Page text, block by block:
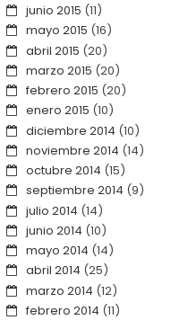
junio 2015 (11)
mayo 2015 (16)
abril 2015 (20)
marzo 2015 (20)
febrero 2015 (20)
enero 2015 (10)
diciembre 2014 (10)
noviembre 2014 (14)
octubre 2014 (15)
septiembre 2014 (9)
julio 2014 (14)
junio 2014 (10)
mayo 2014 (14)
abril 2014 (25)
marzo 2014 (12)
febrero 2014 (11)